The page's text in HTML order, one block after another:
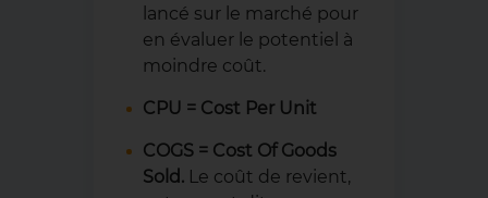
lancé sur le marché pour
en évaluer le potentiel à
moindre coût.
CPU = Cost Per Unit
COGS = Cost Of Goods
Sold. Le coût de revient,